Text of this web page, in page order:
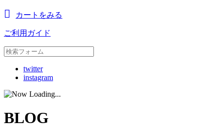
カートをみる
ご利用ガイド
twitter
instagram
BLOG